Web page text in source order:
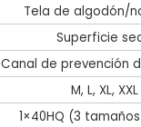
Tela de algodón/
Superficie
Canal de prevención
M, L, XL, XXL
1×40HQ (3